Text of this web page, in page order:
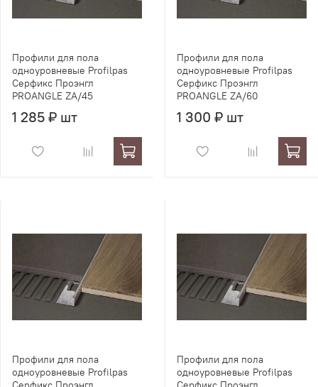
Профили для пола
одноуровневые Profilpas
Серфикс Проэнгл
PROANGLE ZA/45
1 285 ₽ шт
Профили для пола
одноуровневые Profilpas
Серфикс Проэнгл
PROANGLE ZA/60
1 300 ₽ шт
Профили для пола
одноуровневые Profilpas
Профили для пола
одноуровневые Profilpas